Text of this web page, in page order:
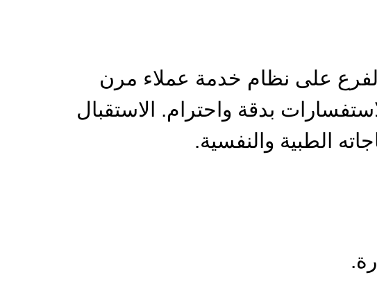
الفرع على نظام خدمة عملاء مرن
بدقة واحترام. الاستقبال
الطبية والنفسية.